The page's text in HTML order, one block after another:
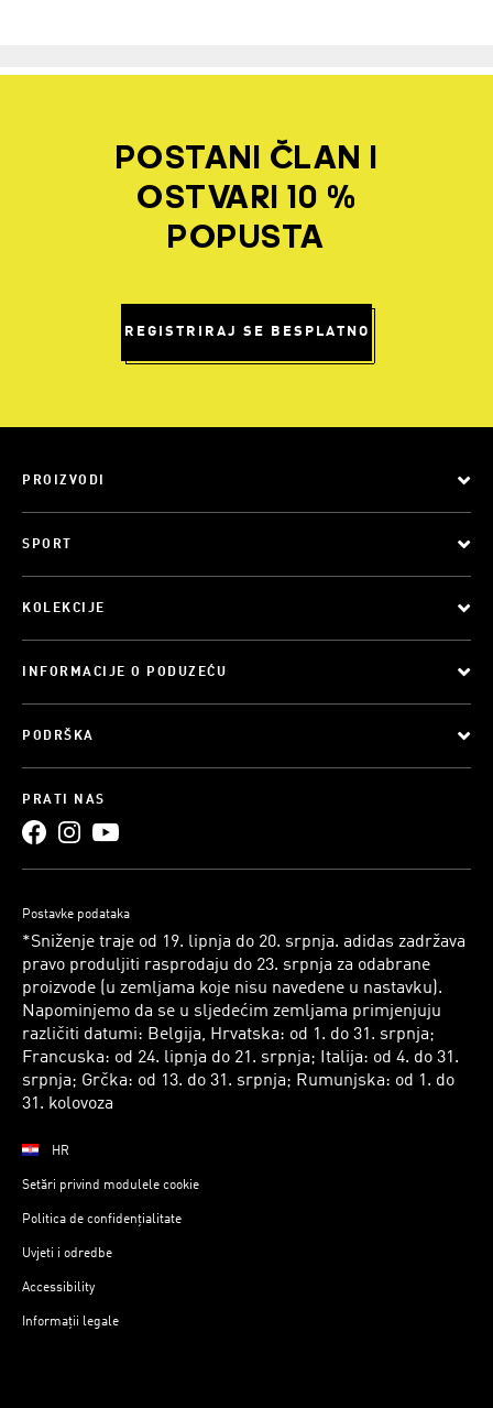
POSTANI ČLAN I
OSTVARI 10 %
POPUSTA
REGISTRIRAJ SE BESPLATNO
PROIZVODI
SPORT
KOLEKCIJE
INFORMACIJE O PODUZEĆU
PODRŠKA
PRATI NAS
Postavke podataka
*Sniženje traje od 19. lipnja do 20. srpnja. adidas zadržava
pravo produljiti rasprodaju do 23. srpnja za odabrane
proizvode (u zemljama koje nisu navedene u nastavku).
Napominjemo da se u sljedećim zemljama primjenjuju
različiti datumi: Belgija, Hrvatska: od 1. do 31. srpnja;
Francuska: od 24. lipnja do 21. srpnja; Italija: od 4. do 31.
srpnja; Grčka: od 13. do 31. srpnja; Rumunjska: od 1. do
31. kolovoza
HR
Setări privind modulele cookie
Politica de confidențialitate
Uvjeti i odredbe
Accessibility
Informații legale